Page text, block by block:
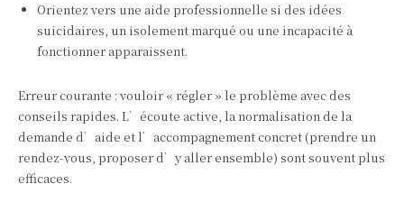
Orientez vers une aide professionnelle si des idées
suicidaires, un isolement marqué ou une incapacité à
fonctionner apparaissent.
Erreur courante : vouloir « régler » le problème avec des
conseils rapides. L’écoute active, la normalisation de la
demande d’aide et l’accompagnement concret (prendre un
rendez‑vous, proposer d’y aller ensemble) sont souvent plus
efficaces.